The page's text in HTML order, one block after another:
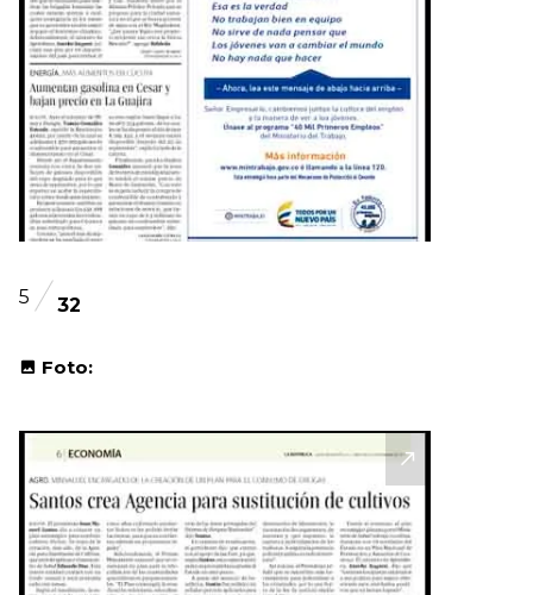
5 32
Foto: